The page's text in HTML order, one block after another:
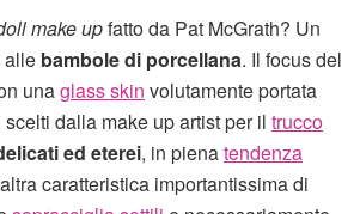
make upfatto da Pat McGrath? Un
alle bambole di porcellana. Il focus del
unaglass skin volutamente portata
scelti dalla make up artist per il trucco
ed eterei, in pienatendenza
caratteristica importantissima di